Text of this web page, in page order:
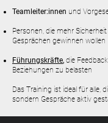
Teamleiter:innen und
Personen, die mehr
Gesprächen gewinnen wollen
Führungskräfte, die
Beziehungen zu belasten
Das Training ist ideal für alle,
sondern Gespräche aktiv